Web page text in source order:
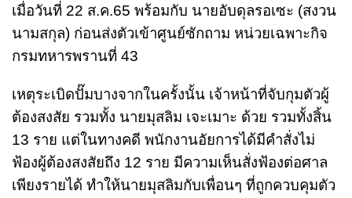
เมื่อวันที่ 22 ส.ค.65 พร้อมกับ นายอับดุลรอเซะ (สงวน
นามสกุล) ก่อนส่งตัวเข้าศูนย์ซักถาม หน่วยเฉพาะกิจ
กรมทหารพรานที่ 43
เหตุระเบิดปั๊มบางจากในครั้งนั้น เจ้าหน้าที่จับกุมตัวผู้
ต้องสงสัย รวมทั้ง นายมุสลิม เจะเมาะ ด้วย รวมทั้งสิ้น
13 ราย แต่ในทางคดี พนักงานอัยการได้มีคำสั่งไม่
ฟ้องผู้ต้องสงสัยถึง 12 ราย มีความเห็นสั่งฟ้องต่อศาล
เพียงรายได้ ทำให้นายมุสลิมกับเพื่อนๆ ที่ถูกควบคุมตัว